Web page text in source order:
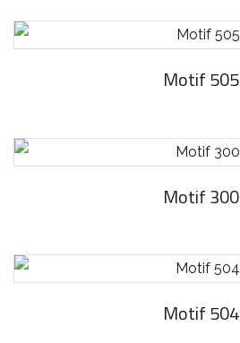
Motif 505
Motif 300
Motif 504